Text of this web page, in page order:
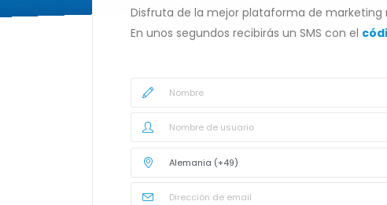
Disfruta de la mejor plataforma de
En unos segundos recibirás un SMS con el